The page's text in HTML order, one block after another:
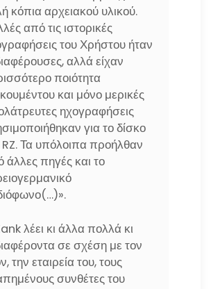
κόπια αρχειακού υλικού.
από τις ιστορικές
του Χρήστου ήταν
αλλά είχαν
ποιότητα
και μόνο μερικές
ηχογραφήσεις
για το δίσκο
RZ. Τα υπόλοιπα προήλθαν
άλλες πηγές και το
λέει κι άλλα πολλά κι
σε σχέση με τον
την εταιρεία του, τους
συνθέτες του